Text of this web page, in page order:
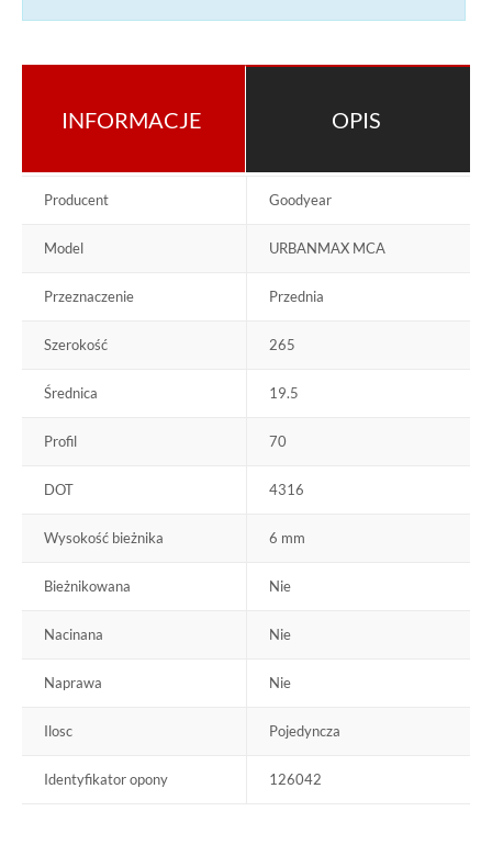
INFORMACJE OPIS
Producent Goodyear
Model URBANMAX MCA
Przeznaczenie Przednia
Szerokość 265
Średnica 19.5
Profil 70
DOT 4316
Wysokość bieżnika 6 mm
Bieżnikowana Nie
Nacinana Nie
Naprawa Nie
Ilosc Pojedyncza
Identyfikator opony 126042